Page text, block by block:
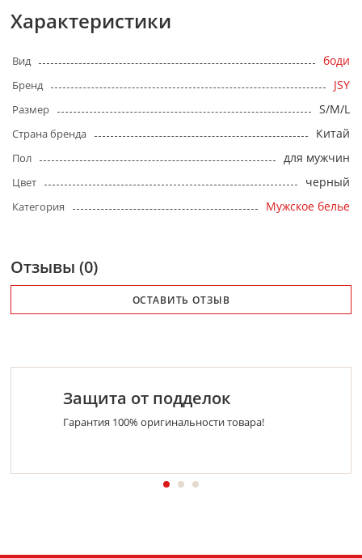
Характеристики
Вид боди
Бренд JSY
Размер S/M/L
Страна бренда Китай
Пол для мужчин
Цвет черный
Категория Мужское белье
Отзывы (0)
ОСТАВИТЬ ОТЗЫВ
Защита от подделок
Гарантия 100% оригинальности товара!